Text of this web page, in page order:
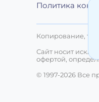
Политика
Копирование,
Сайт носит
офертой,
© 1997-2026 Все